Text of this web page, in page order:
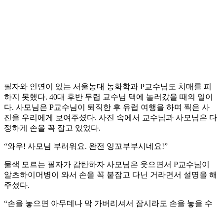
필자와 인연이 있는 서울농대 농화학과 P교수님도 치매를 피
하지 못했다. 40대 후반 무렵 교수님 댁에 놀러갔을 때의 일이
다. 사모님은 P교수님이 퇴직한 후 유럽 여행을 하며 찍은 사
진을 우리에게 보여주셨다. 사진 속에서 교수님과 사모님은 다
정하게 손을 꼭 잡고 있었다.
“와우! 사모님 부러워요. 완전 잉꼬부부시네요!”
물색 모르는 필자가 감탄하자 사모님은 웃으면서 P교수님이
알츠하이머병이 와서 손을 꼭 붙잡고 다닌 거라면서 설명을 해
주셨다.
“손을 놓으면 아무데나 막 가버리셔서 잠시라도 손을 놓을 수